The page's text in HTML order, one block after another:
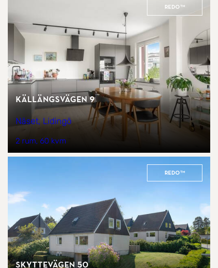
REDO™
Källängsvägen 9
Näset, Lidingö
2 rum 60 kvm
REDO™
Skyttevägen 50